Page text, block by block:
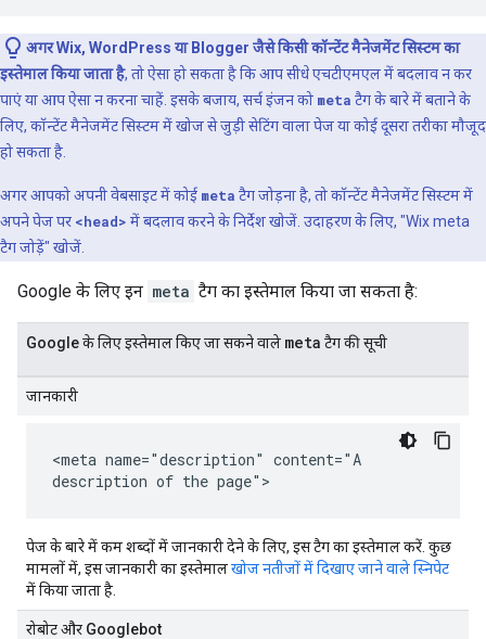
अगर Wix, WordPress या Blogger जैसे किसी कॉन्टेंट मैनेजमेंट सिस्टम का
इस्तेमाल किया जाता है, तो ऐसा हो सकता है कि आप सीधे एचटीएमएल में बदलाव न कर
पाएं या आप ऐसा न करना चाहें. इसके बजाय, सर्च इंजन को meta टैग के बारे में बताने के
लिए, कॉन्टेंट मैनेजमेंट सिस्टम में खोज से जुड़ी सेटिंग वाला पेज या कोई दूसरा तरीका मौजूद
हो सकता है.
अगर आपको अपनी वेबसाइट में कोई meta टैग जोड़ना है, तो कॉन्टेंट मैनेजमेंट सिस्टम में
अपने पेज पर <head> में बदलाव करने के निर्देश खोजें. उदाहरण के लिए, "Wixmeta
टैग जोड़ें" खोजें.
Google के लिए इन meta टैग का इस्तेमाल किया जा सकता है:
Google के लिए इस्तेमाल किए जा सकने वाले meta टैग की सूची
जानकारी
<meta name="description" content="A
description of the page">
पेज के बारे में कम शब्दों में जानकारी देने के लिए, इस टैग का इस्तेमाल करें. कुछ
मामलों में, इस जानकारी का इस्तेमालखोज नतीजों में दिखाए जाने वाले स्निपेट
में किया जाता है.
रोबोट और Googlebot